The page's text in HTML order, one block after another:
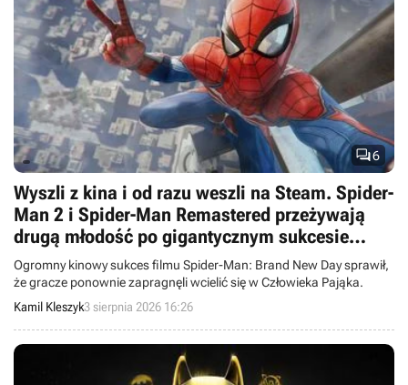
6
Wyszli z kina i od razu weszli na Steam. Spider-
Man 2 i Spider-Man Remastered przeżywają
drugą młodość po gigantycznym sukcesie
Spider-Man: Brand New Day
Ogromny kinowy sukces filmu Spider-Man: Brand New Day sprawił,
że gracze ponownie zapragnęli wcielić się w Człowieka Pająka.
Kamil Kleszyk3 sierpnia 2026 16:26